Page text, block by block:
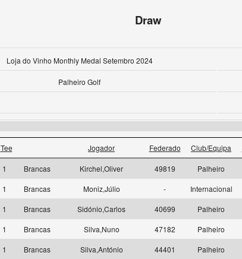
Draw
Loja do Vinho Monthly Medal Setembro 2024
Palheiro Golf
Tee Jogador Federado Club/Equipa
1 Brancas Kirchel,Oliver 49819 Palheiro
1 Brancas Moniz,Júlio - Internacional
1 Brancas Sidónio,Carlos 40699 Palheiro
1 Brancas Silva,Nuno 47182 Palheiro
1 Brancas Silva,António 44401 Palheiro